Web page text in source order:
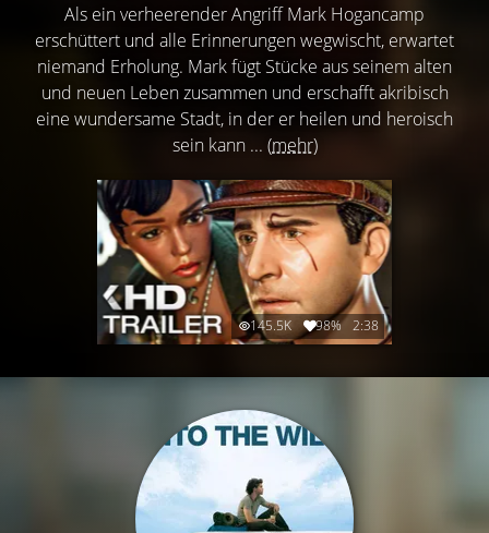
Als ein verheerender Angriff Mark Hogancamp
erschüttert und alle Erinnerungen wegwischt, erwartet
niemand Erholung. Mark fügt Stücke aus seinem alten
und neuen Leben zusammen und erschafft akribisch
eine wundersame Stadt, in der er heilen und heroisch
sein kann ... (mehr)
145.5K 98% 2:38